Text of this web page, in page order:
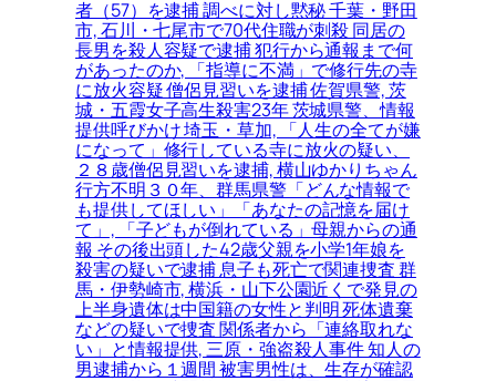
者（57）を逮捕 調べに対し黙秘 千葉・野田
市, 石川・七尾市で70代住職が刺殺 同居の
長男を殺人容疑で逮捕 犯行から通報まで何
があったのか, 「指導に不満」で修行先の寺
に放火容疑 僧侶見習いを逮捕 佐賀県警, 茨
城・五霞女子高生殺害23年 茨城県警、情報
提供呼びかけ 埼玉・草加, 「人生の全てが嫌
になって」修行している寺に放火の疑い、
２８歳僧侶見習いを逮捕, 横山ゆかりちゃん
行方不明３０年、群馬県警「どんな情報で
も提供してほしい」「あなたの記憶を届け
て」, 「子どもが倒れている」母親からの通
報 その後出頭した42歳父親を小学1年娘を
殺害の疑いで逮捕 息子も死亡で関連捜査 群
馬・伊勢崎市, 横浜・山下公園近くで発見の
上半身遺体は中国籍の女性と判明 死体遺棄
などの疑いで捜査 関係者から「連絡取れな
い」と情報提供, 三原・強盗殺人事件 知人の
男逮捕から１週間 被害男性は、生存が確認